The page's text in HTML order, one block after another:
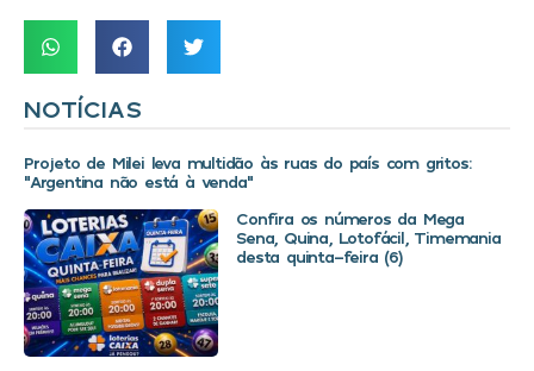
NOTÍCIAS
Projeto de Milei leva multidão às ruas do país com gritos:
“Argentina não está à venda”
Confira os números da Mega
Sena, Quina, Lotofácil, Timemania
desta quinta-feira (6)